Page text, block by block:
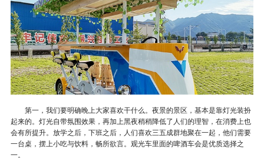
第一，我们要明确晚上大家喜欢干什么。夜景的景区，基本是靠灯光装扮
起来的。灯光自带氛围效果，再加上黑夜稍稍降低了人们的理智，在消费上也
会有所提升。放学之后，下班之后，人们喜欢三五成群地聚在一起，他们需要
一台桌，摆上小吃与饮料，畅所欲言。观光车里面的啤酒车会是优质选择之
一。